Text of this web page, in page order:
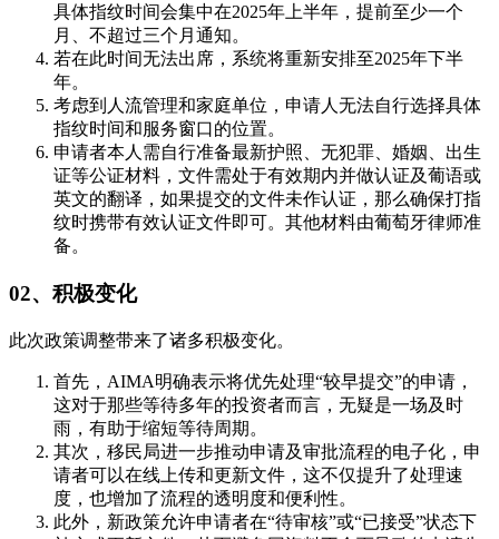
具体指纹时间会集中在2025年上半年，提前至少一个
月、不超过三个月通知。
若在此时间无法出席，系统将重新安排至2025年下半
年。
考虑到人流管理和家庭单位，申请人无法自行选择具体
指纹时间和服务窗口的位置。
申请者本人需自行准备最新护照、无犯罪、婚姻、出生
证等公证材料，文件需处于有效期内并做认证及葡语或
英文的翻译，如果提交的文件未作认证，那么确保打指
纹时携带有效认证文件即可。其他材料由葡萄牙律师准
备。
02、积极变化
此次政策调整带来了诸多积极变化。
首先，AIMA明确表示将优先处理“较早提交”的申请，
这对于那些等待多年的投资者而言，无疑是一场及时
雨，有助于缩短等待周期。
其次，移民局进一步推动申请及审批流程的电子化，申
请者可以在线上传和更新文件，这不仅提升了处理速
度，也增加了流程的透明度和便利性。
此外，新政策允许申请者在“待审核”或“已接受”状态下